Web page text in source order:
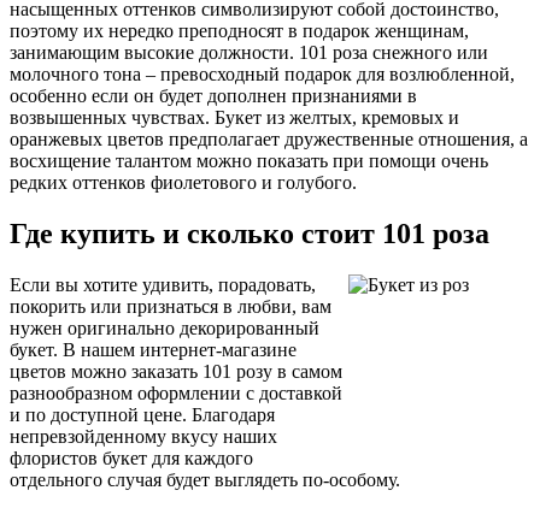
насыщенных оттенков символизируют собой достоинство,
поэтому их нередко преподносят в подарок женщинам,
занимающим высокие должности. 101 роза снежного или
молочного тона – превосходный подарок для возлюбленной,
особенно если он будет дополнен признаниями в
возвышенных чувствах. Букет из желтых, кремовых и
оранжевых цветов предполагает дружественные отношения, а
восхищение талантом можно показать при помощи очень
редких оттенков фиолетового и голубого.
Где купить и сколько стоит 101 роза
Если вы хотите удивить, порадовать,
покорить или признаться в любви, вам
нужен оригинально декорированный
букет. В нашем интернет-магазине
цветов можно заказать 101 розу в самом
разнообразном оформлении с доставкой
и по доступной цене. Благодаря
непревзойденному вкусу наших
флористов букет для каждого
отдельного случая будет выглядеть по-особому.